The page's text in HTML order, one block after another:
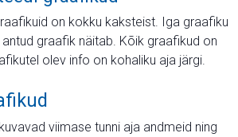
on kokku kaksteist. Iga graafiku
graafik näitab. Kõik graafikud on
olev info on kohaliku aja järgi.
viimase tunni aja andmeid ning